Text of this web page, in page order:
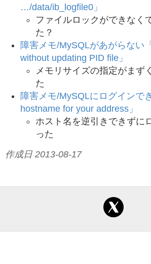
…/data/ib_logfile0」
ファイルロックができなく
た？
障害メモ/MySQLがあがらない
without updating PID file」
メモリサイズの指定がまず
た
障害メモ/MySQLにログインで
hostname for your address」
ホスト名を逆引きできずに
った
作成日 2013-08-17